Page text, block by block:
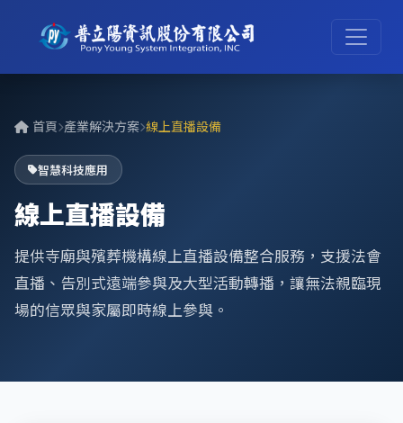
首頁 產業解決方案 線上直播設備
智慧科技應用
線上直播設備
提供寺廟與殯葬機構線上直播設備整合服務，支援法會
直播、告別式遠端參與及大型活動轉播，讓無法親臨現
場的信眾與家屬即時線上參與。